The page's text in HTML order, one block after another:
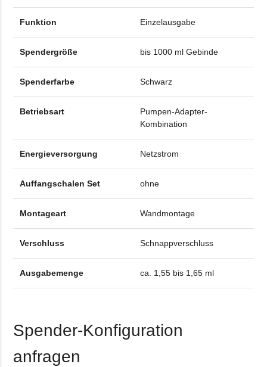
Funktion Einzelausgabe
Spendergröße bis 1000 ml Gebinde
Spenderfarbe Schwarz
Betriebsart
Pumpen-Adapter-
Kombination
Energieversorgung Netzstrom
Auffangschalen Set ohne
Montageart Wandmontage
Verschluss Schnappverschluss
Ausgabemenge ca. 1,55 bis 1,65 ml
Spender-Konfiguration
anfragen